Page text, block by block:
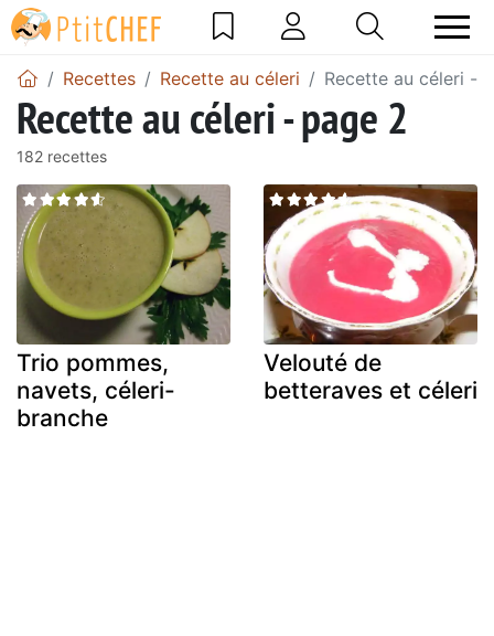
Recettes Recette au céleri Recette au céleri -
Recette au céleri - page 2
182 recettes
Trio pommes,
navets, céleri-
branche
Velouté de
betteraves et céleri